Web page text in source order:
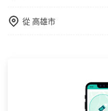
從 高雄市